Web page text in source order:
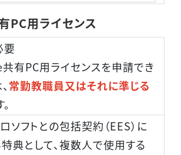
PC用ライセンス
要
有PC用ライセンスを申請でき
常勤教職員又はそれに準じる
ソフトとの包括契約（EES）に
典として、複数人で使用する